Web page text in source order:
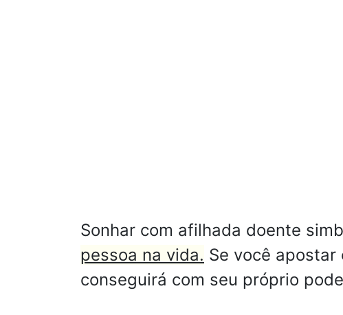
Sonhar com afilhada doente
pessoa na vida. Se você
conseguirá com seu próprio